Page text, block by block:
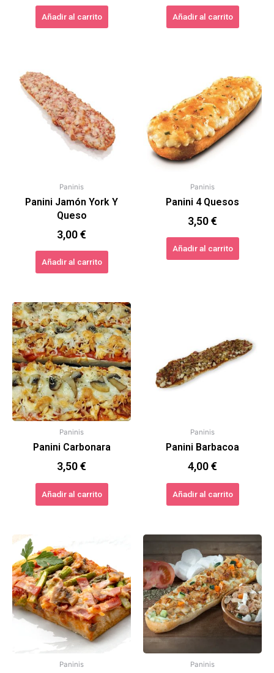
Añadir al carrito Añadir al carrito
Paninis
Panini Jamón York Y
Queso
3,00€
Añadir al carrito
Paninis
Panini 4 Quesos
3,50€
Añadir al carrito
Paninis
Panini Carbonara
3,50€
Añadir al carrito
Paninis
Panini Barbacoa
4,00€
Añadir al carrito
Paninis Paninis